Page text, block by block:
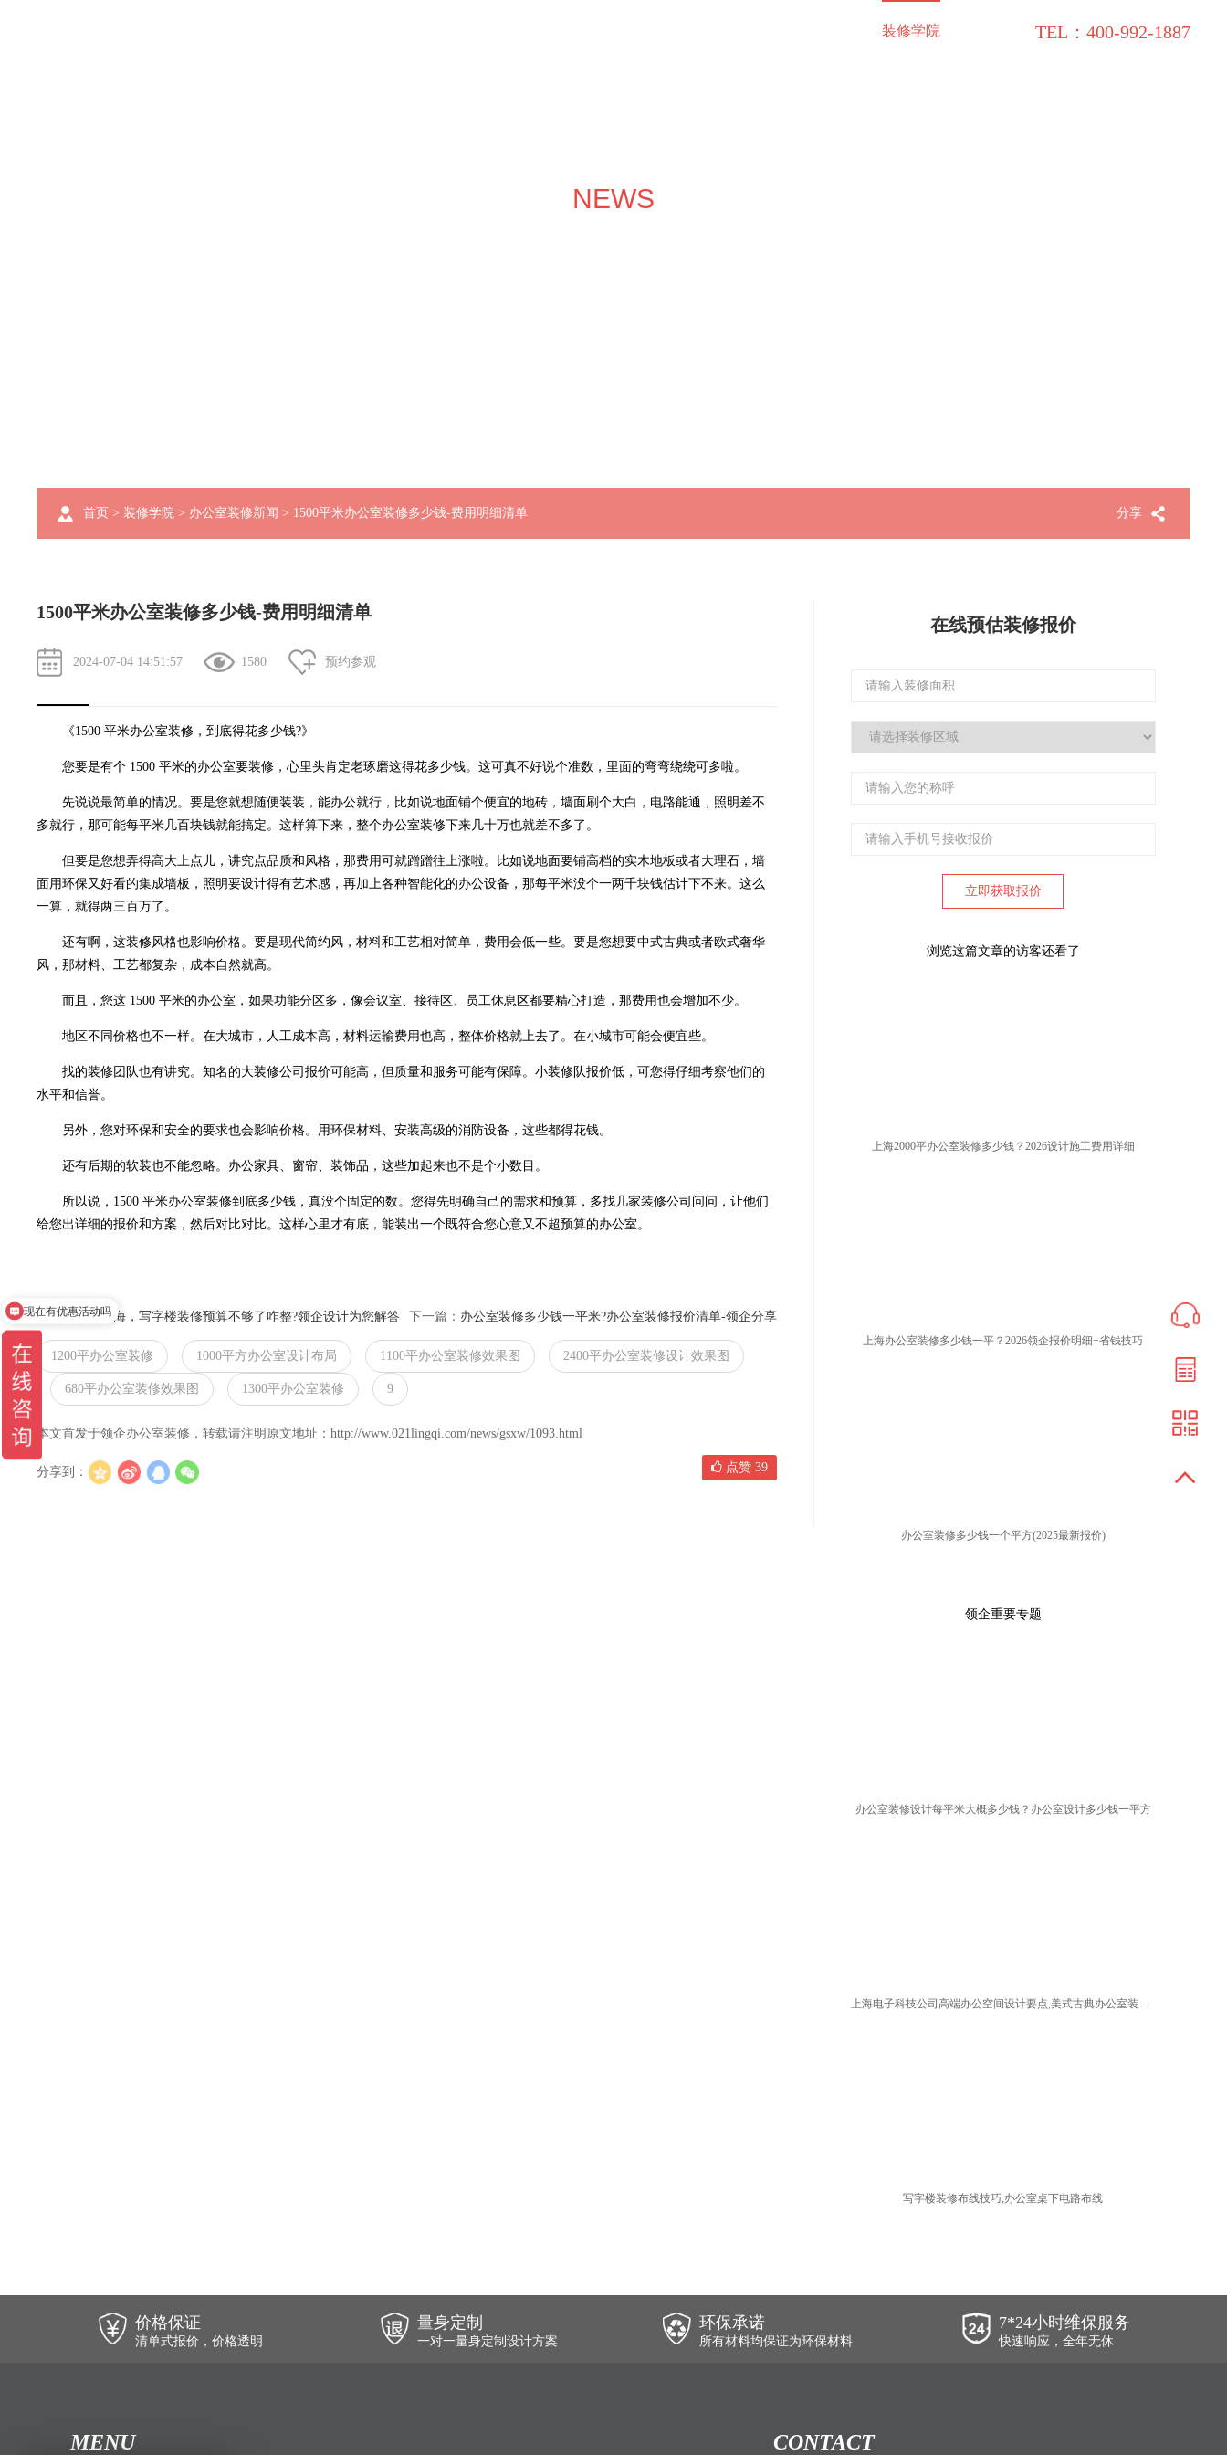
TEL：400-992-1887
装修学院
NEWS
分享
首页 > 装修学院 > 办公室装修新闻 > 1500平米办公室装修多少钱-费用明细清单
1500平米办公室装修多少钱-费用明细清单
2024-07-04 14:51:57 1580 预约参观
《1500 平米办公室装修 ，到底得花多少钱?》
您要是有个 1500 平米的办公室要装修，心里头肯定老琢磨这得花多少钱。这可真不好说个准数，里面的弯弯绕绕可多啦。
先说说最简单的情况。要是您就想随便装装，能办公就行，比如说地面铺个便宜的地砖，墙面刷个大白，电路能通，照明差不
多就行，那可能每平米几百块钱就能搞定。这样算下来，整个办公室装修下来几十万也就差不多了。
但要是您想弄得高大上点儿，讲究点品质和风格，那费用可就蹭蹭往上涨啦。比如说地面要铺高档的实木地板或者大理石，墙
面用环保又好看的集成墙板，照明要设计得有艺术感，再加上各种智能化的办公设备，那每平米没个一两千块钱估计下不来。这么
一算，就得两三百万了。
还有啊，这装修风格也影响价格。要是现代简约风，材料和工艺相对简单，费用会低一些。要是您想要中式古典或者欧式奢华
风，那材料、工艺都复杂，成本自然就高。
而且，您这 1500 平米的办公室，如果功能分区多，像会议室、接待区、员工休息区都要精心打造，那费用也会增加不少。
地区不同价格也不一样。在大城市，人工成本高，材料运输费用也高，整体价格就上去了。在小城市可能会便宜些。
找的装修团队也有讲究。知名的大装修公司报价可能高，但质量和服务可能有保障。小装修队报价低，可您得仔细考察他们的
水平和信誉。
另外，您对环保和安全的要求也会影响价格。用环保材料、安装高级的消防设备，这些都得花钱。
还有后期的软装也不能忽略。办公家具、窗帘、装饰品，这些加起来也不是个小数目。
所以说，1500 平米办公室装修到底多少钱，真没个固定的数。您得先明确自己的需求和预算，多找几家装修公司问问，让他们
给您出详细的报价和方案，然后对比对比。这样心里才有底，能装出一个既符合您心意又不超预算的办公室。
上一篇：在上海，写字楼装修预算不够了咋整?领企设计为您解答 下一篇： 办公室装修多少钱一平米?办公室装修报价清单-领企分享
1200平办公室装修 1000平方办公室设计布局 1100平办公室装修效果图 2400平办公室装修设计效果图
680平办公室装修效果图 1300平办公室装修 9
本文首发于领企办公室装修，转载请注明原文地址：http://www.021lingqi.com/news/gsxw/1093.html
分享到： 点赞 39
在线预估装修报价
浏览这篇文章的访客还看了
上海2000平办公室装修多少钱？2026设计施工费用详细
上海办公室装修多少钱一平？2026领企报价明细+省钱技巧
办公室装修多少钱一个平方(2025最新报价)
领企重要专题
办公室装修设计每平米大概多少钱？办公室设计多少钱一平方
写字楼装修布线技巧,办公室桌下电路布线
价格保证
清单式报价，价格透明
量身定制
一对一量身定制设计方案
环保承诺
所有材料均保证为环保材料
7*24小时维保服务
快速响应，全年无休
MENU CONTACT
现在有优惠活动吗